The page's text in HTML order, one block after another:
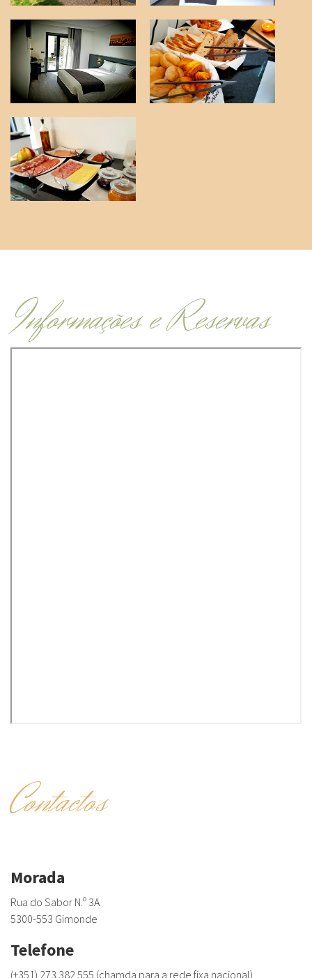
Informações e Reservas
Contactos
Morada
Rua do Sabor N.º 3A
5300-553 Gimonde
Telefone
(+351) 273 382 555 (chamda para a rede fixa nacional)